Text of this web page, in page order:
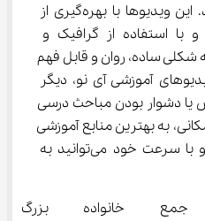
دانش‌آموزان طراحی شده‌اند. این ویدیوها با بهره‌گیری از
با استفاده از گرافیک و
شکلی ساده، روان و قابل فهم
ویدیوهای آموزشی آی نو، دیگر
یا دشوار بودن مباحث درسی
به بهترین منابع آموزشی
و دسترسی خواهید داشت و با سرعت خود می‌توانید به
خانواده